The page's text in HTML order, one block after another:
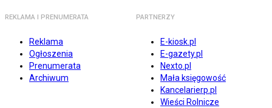
REKLAMA I PRENUMERATA
Reklama
Ogłoszenia
Prenumerata
Archiwum
PARTNERZY
E-kiosk.pl
E-gazety.pl
Nexto.pl
Mała księgowość
Kancelarierp.pl
Wieści Rolnicze